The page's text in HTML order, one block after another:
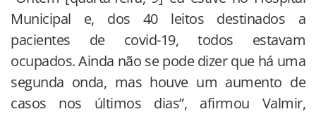
Municipal e, dos 40 leitos destinados a
pacientes de covid-19, todos estavam
ocupados. Ainda não se pode dizer que há uma
segunda onda, mas houve um aumento de
casos nos últimos dias”, afirmou Valmir,